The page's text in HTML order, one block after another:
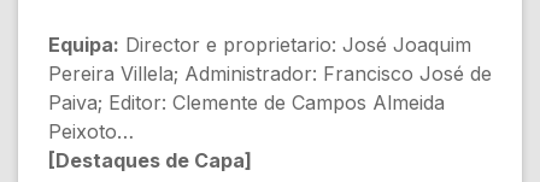
Equipa: Director e proprietario: José Joaquim
Pereira Villela; Administrador: Francisco José de
Paiva; Editor: Clemente de Campos Almeida
Peixoto
[Destaques de Capa]